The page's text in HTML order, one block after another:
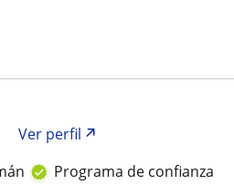
Ver perfil
Programa de confianza